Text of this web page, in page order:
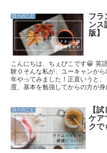
日々のこと
フラ
ンス
版】
こんにちは、ちぇびこです😀 英
験０そんな私が、ユーキャンか
年やってみました！正直いうと
度、基本を勉強してからの方が
日々のこと
【
ケア
クで